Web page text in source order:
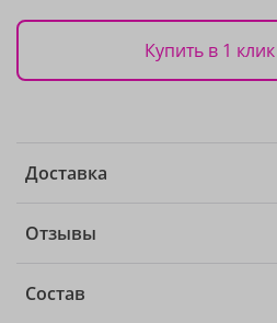
Купить в 1 клик
Доставка
Отзывы
Состав